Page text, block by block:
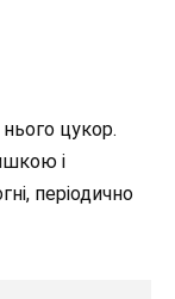
цукор.
і
періодично